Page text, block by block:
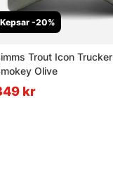
Kepsar -20%
Trout Icon Trucker
Olive
kr